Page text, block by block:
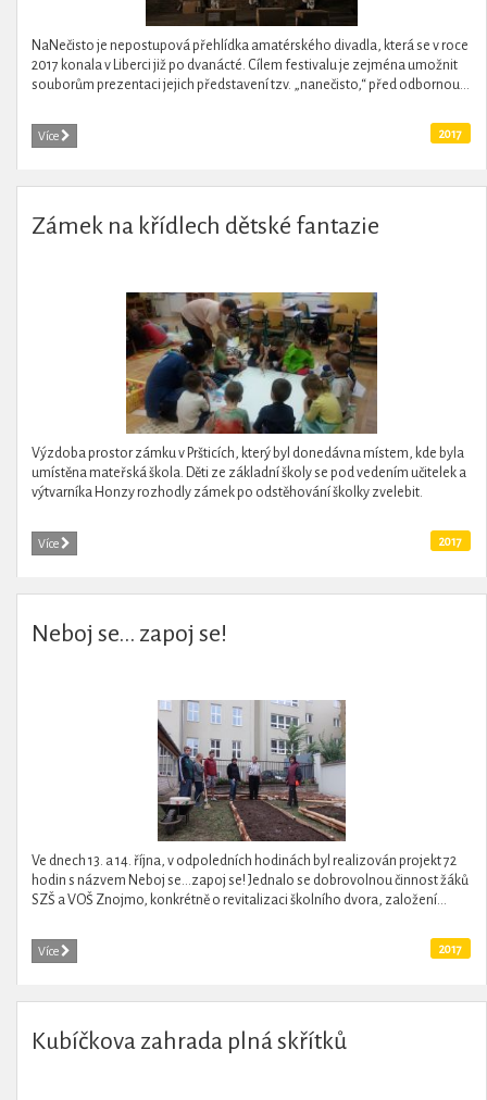
NaNečisto je nepostupová přehlídka amatérského divadla, která se v roce
2017 konala v Liberci již po dvanácté. Cílem festivalu je zejména umožnit
souborům prezentaci jejich představení tzv. „nanečisto,“ před odbornou...
Více 2017
Zámek na křídlech dětské fantazie
Výzdoba prostor zámku v Pršticích, který byl donedávna místem, kde byla
umístěna mateřská škola. Děti ze základní školy se pod vedením učitelek a
výtvarníka Honzy rozhodly zámek po odstěhování školky zvelebit.
Více 2017
Neboj se... zapoj se!
Ve dnech 13. a 14. října, v odpoledních hodinách byl realizován projekt 72
hodin s názvem Neboj se…zapoj se! Jednalo se dobrovolnou činnost žáků
SZŠ a VOŠ Znojmo, konkrétně o revitalizaci školního dvora, založení...
Více 2017
Kubíčkova zahrada plná skřítků